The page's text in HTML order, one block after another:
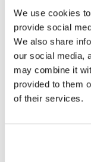
We use cookies
provide social
We also share
our social media,
may combine it
provided to them
of their services.